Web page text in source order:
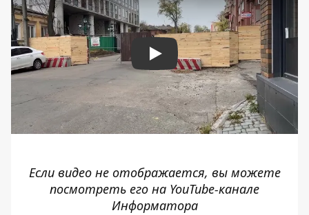
Play
Если видео не отображается, вы можете
посмотреть его на YouTube-канале
Информатора